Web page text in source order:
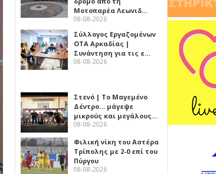
Μοτοπαρέα Λεωνιδ…
08-08-2026
Σύλλογος Εργαζομένων
ΟΤΑ Αρκαδίας |
Συνάντηση για τις ε…
08-08-2026
Στενό | Το Μαγεμένο
Δέντρο… μάγεψε
μικρούς και μεγάλους…
08-08-2026
Φιλική νίκη του Αστέρα
Τρίπολης με 2-0 επί του
Πύργου
08-08-2026